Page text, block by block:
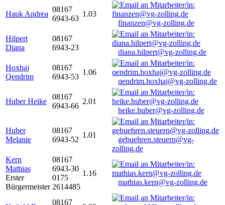
Hauk Andrea
08167
6943-63
1.03
finanzen@vg-zolling.de
Hilpert
Diana
08167
6943-23
diana.hilpert@vg-zolling.de
Hoxhaj
Qendrim
08167
6943-53
1.06
qendrim.hoxhaj@vg-zolling.de
Huber Heike
08167
6943-66
2.01
heike.huber@vg-zolling.de
Huber
Melanie
08167
6943-52
1.01
gebuehren.steuern@vg-
zolling.de
Kern
Mathias
Erster
Bürgermeister
08167
6943-30
0175
2614485
1.16
mathias.kern@vg-zolling.de
08167